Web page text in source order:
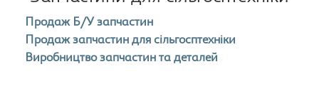
Продаж Б/У запчастин
Продаж запчастин для сільгосптехніки
Виробництво запчастин та деталей